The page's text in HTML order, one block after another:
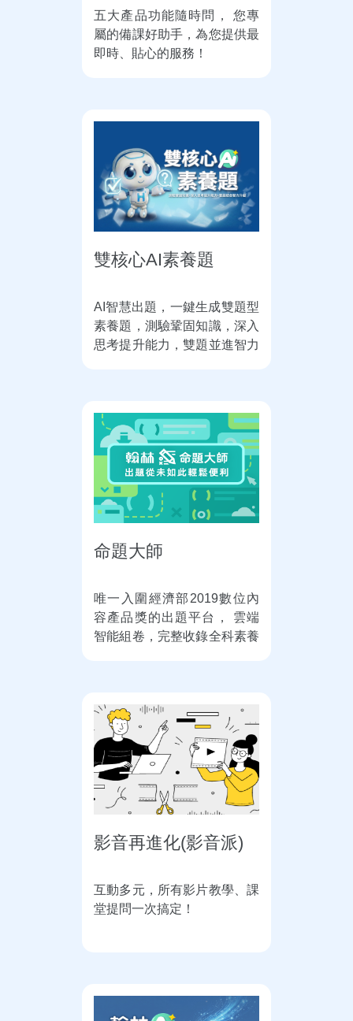
五大產品功能隨時問， 您專
屬的備課好助手，為您提供最
即時、貼心的服務！
雙核心AI素養題
AI智慧出題，一鍵生成雙題型
素養題，測驗鞏固知識，深入
思考提升能力，雙題並進智力
命題大師
唯一入圍經濟部2019數位內
容產品獎的出題平台， 雲端
智能組卷，完整收錄全科素養
影音再進化(影音派)
互動多元，所有影片教學、課
堂提問一次搞定！